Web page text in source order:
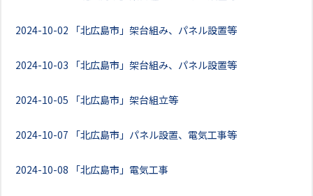
2024-10-02 「北広島市」架台組み、パネル設置等
2024-10-03 「北広島市」架台組み、パネル設置等
2024-10-05 「北広島市」架台組立等
2024-10-07 「北広島市」パネル設置、電気工事等
2024-10-08 「北広島市」電気工事